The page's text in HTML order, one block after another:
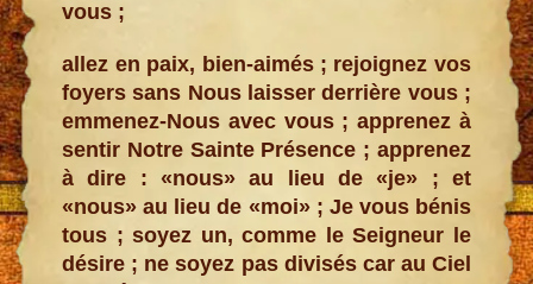
vous ;
allez en paix, bien-aimés ; rejoignez vos
foyers sans Nous laisser derrière vous ;
emmenez-Nous avec vous ; apprenez à
sentir Notre Sainte Présence ; apprenez
à dire : «nous» au lieu de «je» ; et
«nous» au lieu de «moi» ; Je vous bénis
tous ; soyez un, comme le Seigneur le
désire ; ne soyez pas divisés car au Ciel